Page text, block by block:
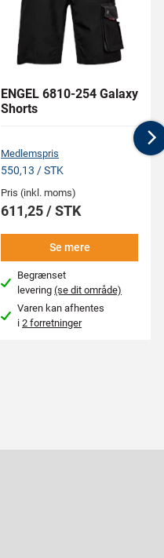
ENGEL 6810-254 Galaxy
Shorts
Medlemspris
550,13 / STK
Pris (inkl. moms)
611,25 / STK
Se mere
Begrænset
levering(se dit område)
Varen kan afhentes
i2 forretninger